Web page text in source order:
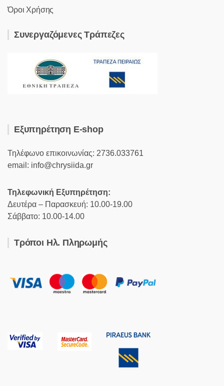
Όροι Χρήσης
Συνεργαζόμενες Τράπεζες
Εξυπηρέτηση E-shop
Τηλέφωνο επικοινωνίας: 2736.033761
email: info@chrysiida.gr
Τηλεφωνική Εξυπηρέτηση:
Δευτέρα – Παρασκευή: 10.00-19.00
Σάββατο: 10.00-14.00
Τρόποι Ηλ. Πληρωμής